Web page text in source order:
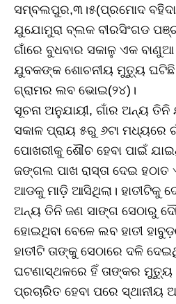
ସମ୍ବଲପୁର,୩।୫(ପ୍ରମୋଦ
ଯୁଯୋମୁରା ବ୍ଲକ ବୀରସିଂଗଡ
ଗାଁରେ ବୁଧବାର ସକାଳୁ ଏକ
ଯୁବକଙ୍କ ଶୋଚନୀୟ ମୁତ୍ୟୁ
ଗ୍ରାମର ଲବ ଭୋଇ(୨୪)।
ସୂଚନା ଅନୁଯାୟୀ, ଗାଁର ଅନ୍ୟ
ସକାଳ ପ୍ରାୟ ୫ରୁ ୬ଟା ମଧ୍ୟରେ
ପୋଖରୀକୁ ଶୌଚ ହେବା ପାଇଁ
ଜଙ୍ଗଲ ପାଖ ରାସ୍ତା ଦେଇ ହଠାତ
ଆଡକୁ ମାଡ଼ି ଆସିଥିଲା। ହାତୀଟିକୁ
ଅନ୍ୟ ତିନି ଜଣ ସାଙ୍ଗ ସେଠାରୁ
ହୋଇଥିବା ବେଳେ ଲବ ହାତୀ
ହାତୀଟି ତାଙ୍କୁ ସେଠାରେ ଦଳି
ଘଟଣାସ୍ଥଳରେ ହିଁ ତାଙ୍କର
ପ୍ରଚାରିତ ହେବା ପରେ ସ୍ଥାନୀୟ